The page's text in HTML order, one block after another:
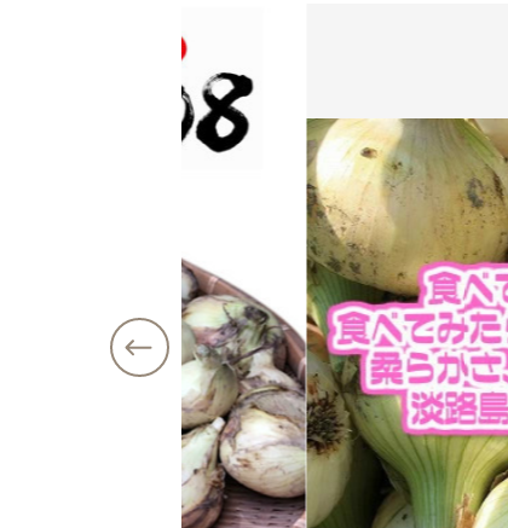
ランキング
セール商品
商品一覧
最近チェックした商品
注文履歴
ご利用ガイド
親カテゴリー
価格帯
並び順